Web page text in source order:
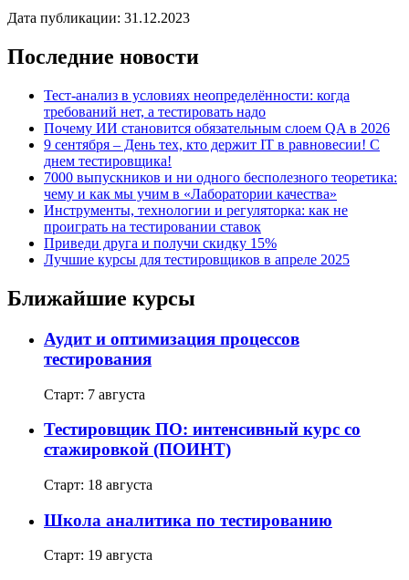
Дата публикации: 31.12.2023
Последние новости
Тест-анализ в условиях неопределённости: когда
требований нет, а тестировать надо
Почему ИИ становится обязательным слоем QA в 2026
9 сентября – День тех, кто держит IT в равновесии! С
днем тестировщика!
7000 выпускников и ни одного бесполезного теоретика:
чему и как мы учим в «Лаборатории качества»
Инструменты, технологии и регуляторка: как не
проиграть на тестировании ставок
Приведи друга и получи скидку 15%
Лучшие курсы для тестировщиков в апреле 2025
Ближайшие курсы
Аудит и оптимизация процессов
тестирования
Старт: 7 августа
Тестировщик ПО: интенсивный курс со
стажировкой (ПОИНТ)
Старт: 18 августа
Школа аналитика по тестированию
Старт: 19 августа